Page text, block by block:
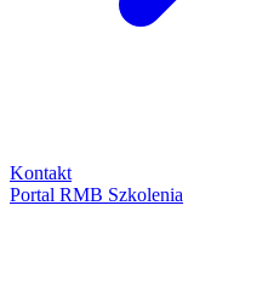
Kontakt
Portal RMB Szkolenia